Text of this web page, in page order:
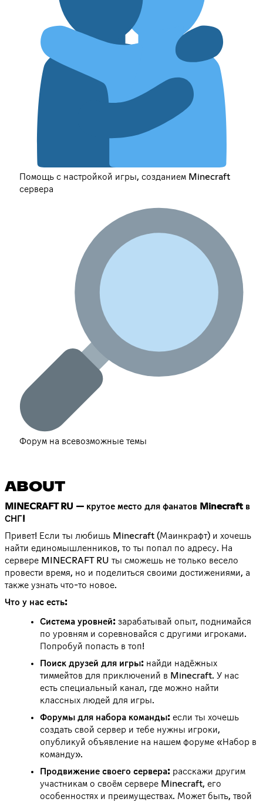
Помощь с настройкой игры, созданием Minecraft
сервера
Форум на всевозможные темы
ABOUT
MINECRAFT RU — крутое место для фанатов Minecraft в
СНГ!
Привет! Если ты любишь Minecraft (Маинкрафт) и хочешь
найти единомышленников, то ты попал по адресу. На
сервере MINECRAFT RU ты сможешь не только весело
провести время, но и поделиться своими достижениями, а
также узнать что-то новое.
Что у нас есть:
Система уровней: зарабатывай опыт, поднимайся
по уровням и соревновайся с другими игроками.
Попробуй попасть в топ!
Поиск друзей для игры: найди надёжных
тиммейтов для приключений в Minecraft. У нас
есть специальный канал, где можно найти
классных людей для игры.
Форумы для набора команды: если ты хочешь
создать свой сервер и тебе нужны игроки,
опубликуй объявление на нашем форуме «Набор в
команду».
Продвижение своего сервера: расскажи другим
участникам о своём сервере Minecraft, его
особенностях и преимуществах. Может быть, твой